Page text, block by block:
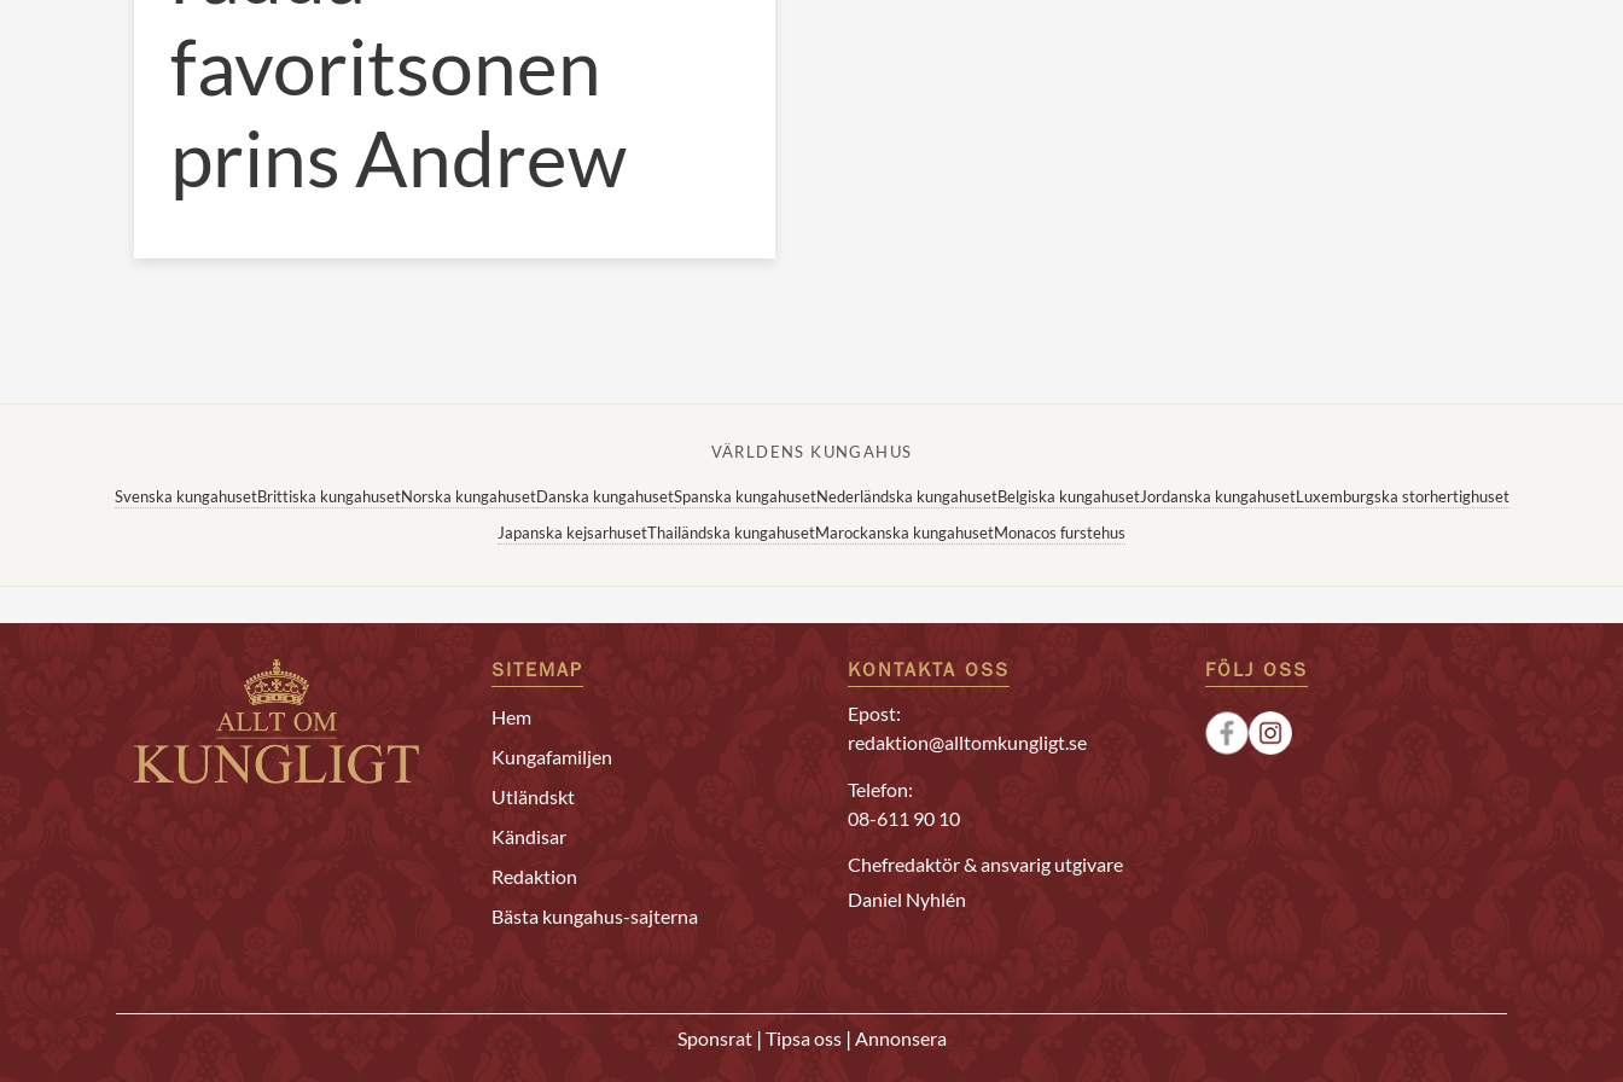
favoritsonen
prins Andrew
VÄRLDENS KUNGAHUS
Svenska kungahusetBrittiska kungahusetNorska kungahusetDanska kungahusetSpanska kungahusetNederländska kungahusetBelgiska kungahusetJordanska kungahusetLuxemburgska storhertighuset
Japanska kejsarhusetThailändska kungahusetMarockanska kungahusetMonacos furstehus
SITEMAP
Hem
Kungafamiljen
Utländskt
Kändisar
Redaktion
Bästa kungahus-sajterna
KONTAKTA OSS
Epost:
redaktion@alltomkungligt.se
Telefon:
08-611 90 10
Chefredaktör & ansvarig utgivare
Daniel Nyhlén
FÖLJ OSS
Sponsrat | Tipsa oss | Annonsera